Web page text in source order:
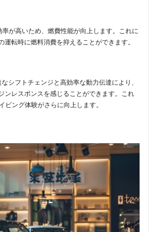
率が高いため、燃費性能が向上します。これに
運転時に燃料消費を抑えることができます。
なシフトチェンジと高効率な動力伝達により、
ンレスポンスを感じることができます。これ
ビング体験がさらに向上します。